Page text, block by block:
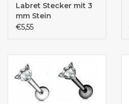
Labret Stecker mit 3
mm Stein
€5,55